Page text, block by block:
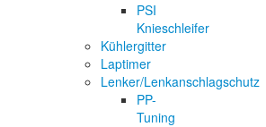
PSI
Knieschleifer
Kühlergitter
Laptimer
Lenker/Lenkanschlagschutz
PP-
Tuning